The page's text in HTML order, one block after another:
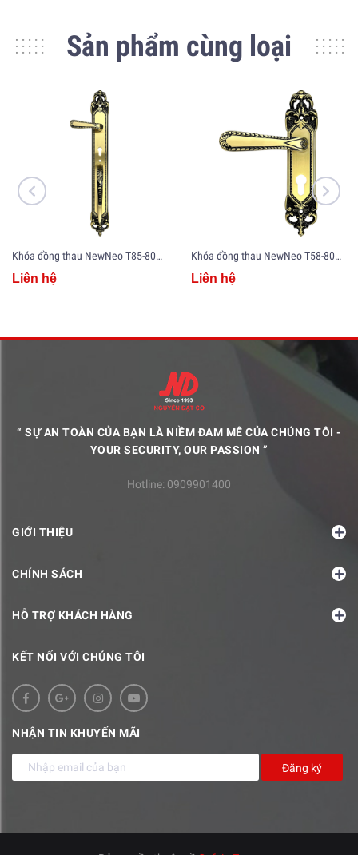
Sản phẩm cùng loại
Khóa đồng thau NewNeo T85-807-600
Liên hệ
Khóa đồng thau NewNeo T58-807-240
Liên hệ
“ SỰ AN TOÀN CỦA BẠN LÀ NIỀM ĐAM MÊ CỦA CHÚNG TÔI -
YOUR SECURITY, OUR PASSION ”
Hotline: 0909901400
GIỚI THIỆU
CHÍNH SÁCH
HỖ TRỢ KHÁCH HÀNG
KẾT NỐI VỚI CHÚNG TÔI
NHẬN TIN KHUYẾN MÃI
Đăng ký